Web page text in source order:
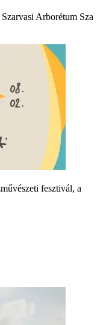
Arborétum Sza
fesztivál, a